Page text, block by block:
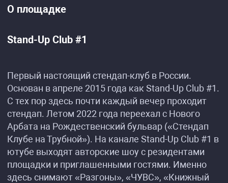
О площадке
Stand-Up Club #1
Первый настоящий стендап-клуб в России.
Основан в апреле 2015 года как Stand-Up Club #1.
С тех пор здесь почти каждый вечер проходит
стендап. Летом 2022 года переехал с Нового
Арбата на Рождественский бульвар («Стендап
Клубе на Трубной»). На канале Stand-Up Club #1 в
ютубе выходят авторские шоу с резидентами
площадки и приглашенными гостями. Именно
здесь снимают «Разгоны», «ЧУВС», «Книжный